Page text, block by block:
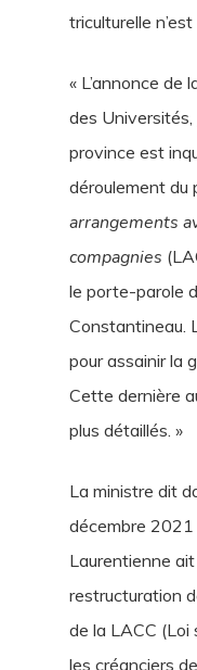
triculturelle
« L’annonce de
des Universités,
province est
déroulement du
arrangements
compagnies
le porte-parole
Constantineau.
pour assainir la
Cette dernière
plus détaillés. »
La ministre dit
décembre 2021
Laurentienne
restructuration
de la LACC (Loi
les créanciers